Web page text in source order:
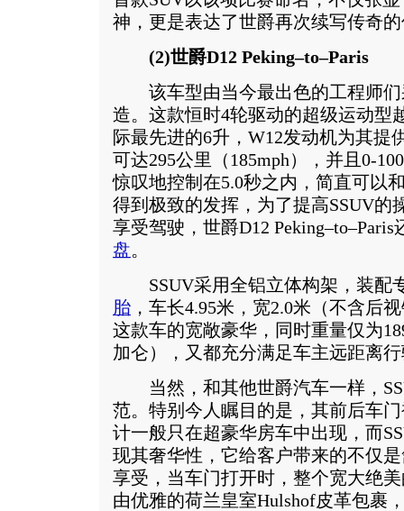
神，更是表达了世爵再次续写传奇
(2)世爵D12 Peking–to–Paris
该车型由当今最出色的工程师们
造。这款恒时4轮驱动的超级运动型
际最先进的6升，W12发动机为其提
可达295公里（185mph），并且0-
惊叹地控制在5.0秒之内，简直可以
得到极致的发挥，为了提高SSUV的
享受驾驶，世爵D12
盘。
SSUV采用全铝立体构架，装配专
胎 ，车长4.95米，宽2.0米（不含后
这款车的宽敞豪华，同时重量仅为
加仑），又都充分满足车主远距离
当然，和其他世爵汽车一样，
范。特别今人瞩目的是，其前后车
计一般只在超豪华房车中出现，而
现其奢华性，它给客户带来的不仅
享受，当车门打开时，整个宽大绝
由优雅的荷兰皇室Hulshof皮革包裹